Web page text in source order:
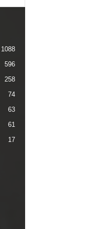
1088
596
258
74
63
61
17